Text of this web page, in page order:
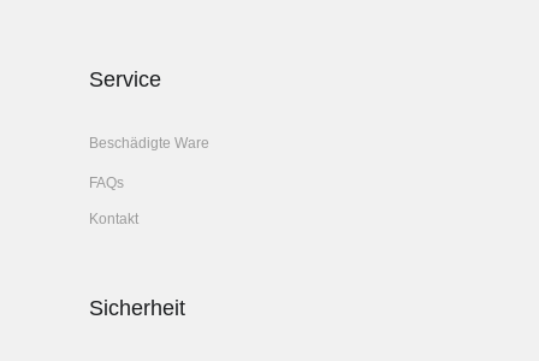
Service
Beschädigte Ware
FAQs
Kontakt
Sicherheit